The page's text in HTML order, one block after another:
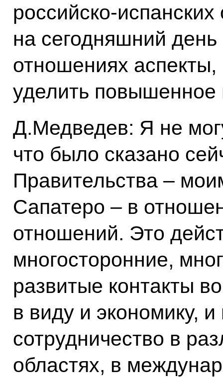
российско-
на сегодняшний день
отношениях
уделить повышенное
Д.Медведев: Я не
что было сказано
Правительства –
Сапатеро – в
отношений. Это
многосторонние,
развитые контакты
в виду и экономику,
сотрудничество в
областях, в